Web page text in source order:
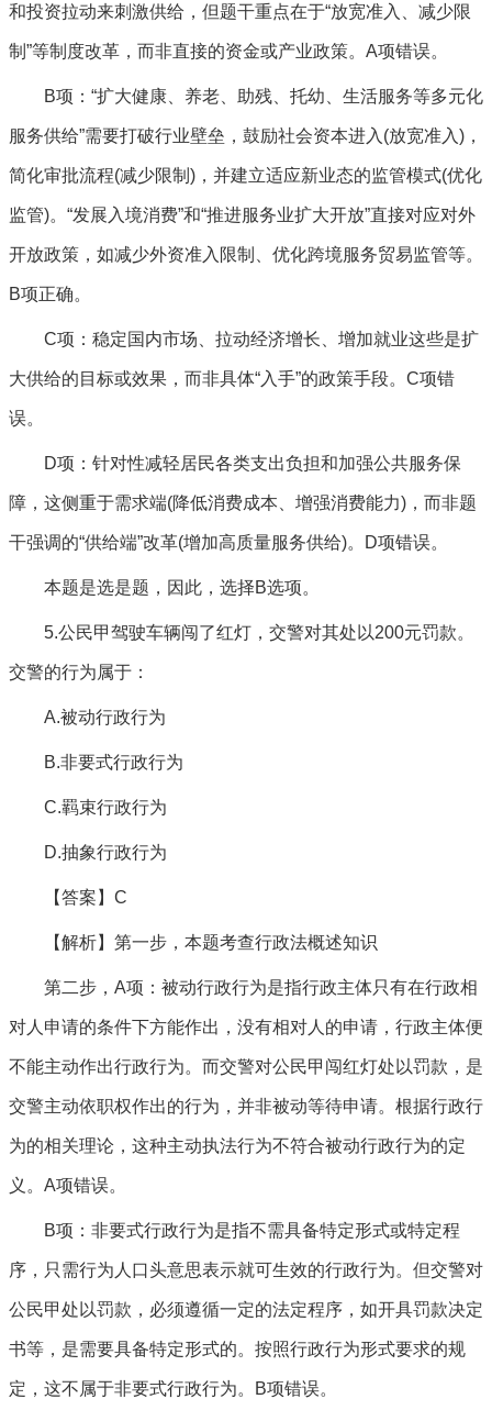
和投资拉动来刺激供给，但题干重点在于“放宽准入、减少限
制”等制度改革，而非直接的资金或产业政策。A项错误。
B项：“扩大健康、养老、助残、托幼、生活服务等多元化
服务供给”需要打破行业壁垒，鼓励社会资本进入(放宽准入)，
简化审批流程(减少限制)，并建立适应新业态的监管模式(优化
监管)。“发展入境消费”和“推进服务业扩大开放”直接对应对外
开放政策，如减少外资准入限制、优化跨境服务贸易监管等。
B项正确。
C项：稳定国内市场、拉动经济增长、增加就业这些是扩
大供给的目标或效果，而非具体“入手”的政策手段。C项错
误。
D项：针对性减轻居民各类支出负担和加强公共服务保
障，这侧重于需求端(降低消费成本、增强消费能力)，而非题
干强调的“供给端”改革(增加高质量服务供给)。D项错误。
本题是选是题，因此，选择B选项。
5.公民甲驾驶车辆闯了红灯，交警对其处以200元罚款。
交警的行为属于：
A.被动行政行为
B.非要式行政行为
C.羁束行政行为
D.抽象行政行为
【答案】C
【解析】第一步，本题考查行政法概述知识
第二步，A项：被动行政行为是指行政主体只有在行政相
对人申请的条件下方能作出，没有相对人的申请，行政主体便
不能主动作出行政行为。而交警对公民甲闯红灯处以罚款，是
交警主动依职权作出的行为，并非被动等待申请。根据行政行
为的相关理论，这种主动执法行为不符合被动行政行为的定
义。A项错误。
B项：非要式行政行为是指不需具备特定形式或特定程
序，只需行为人口头意思表示就可生效的行政行为。但交警对
公民甲处以罚款，必须遵循一定的法定程序，如开具罚款决定
书等，是需要具备特定形式的。按照行政行为形式要求的规
定，这不属于非要式行政行为。B项错误。